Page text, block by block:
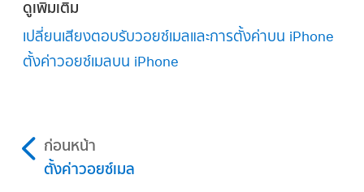
ดูเพิ่มเติม
เปลี่ยนเสียงตอบรับวอยซ์เมลและการตั้งค่าบน iPhone
ตั้งค่าวอยซ์เมลบน iPhone
ก่อนหน้า
ตั้งค่าวอยซ์เมล